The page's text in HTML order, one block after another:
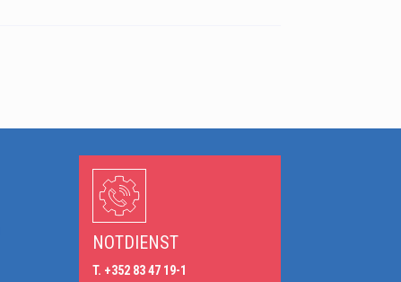
NOTDIENST
T. +352 83 47 19-1